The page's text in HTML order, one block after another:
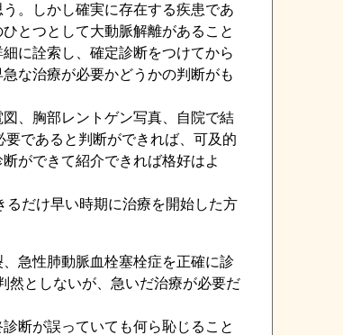
。しかし確実に存在する疾患であ
とつとして大動脈解離があること
に詮索し、確定診断をつけてから
な治療が必要かどうかの判断がも
、胸部レントゲン写真、自院で結
であると判断ができれば、可及的
ができて紹介できれば格好はよ
だけ早い時期に治療を開始した方
急性肺動脈血栓塞栓症を正確に診
然としないが、急いだ治療が必要だ
断が誤っていても何ら恥じること